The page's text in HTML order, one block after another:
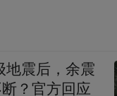
地震后，余震
？官方回应